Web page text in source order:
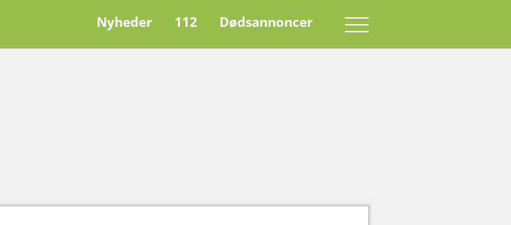
Nyheder 112 Dødsannoncer